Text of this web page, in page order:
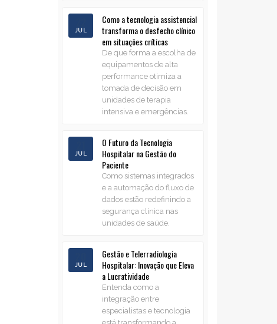
JUL
Como a tecnologia assistencial
transforma o desfecho clínico
em situações críticas
De que forma a escolha de
equipamentos de alta
performance otimiza a
tomada de decisão em
unidades de terapia
intensiva e emergências.
JUL
O Futuro da Tecnologia
Hospitalar na Gestão do
Paciente
Como sistemas integrados
e a automação do fluxo de
dados estão redefinindo a
segurança clínica nas
unidades de saúde.
JUL
Gestão e Telerradiologia
Hospitalar: Inovação que Eleva
a Lucratividade
Entenda como a
integração entre
especialistas e tecnologia